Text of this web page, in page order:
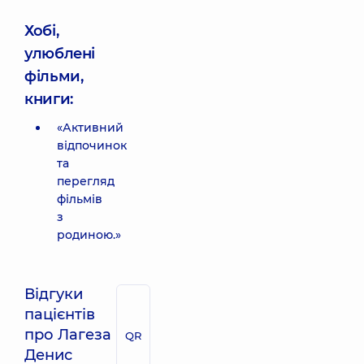
Хобі,
улюблені
фільми,
книги:
«Активний
відпочинок
та
перегляд
фільмів
з
родиною.»
Відгуки
пацієнтів
про Лагеза
Денис
QR